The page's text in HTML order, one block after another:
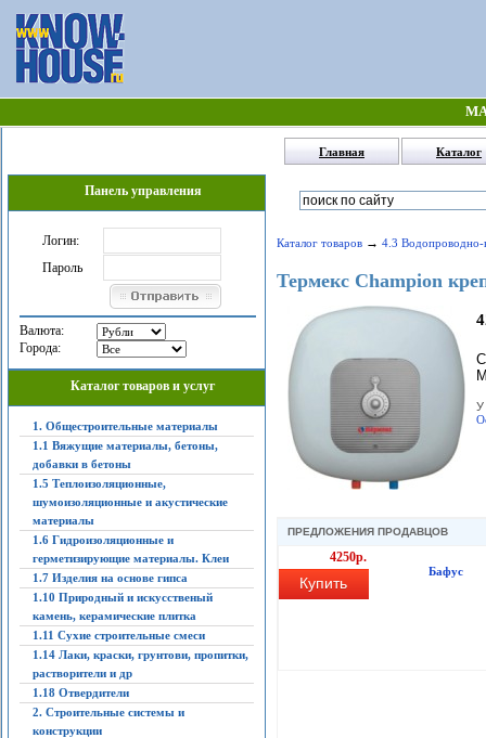
Главная Каталог
Панель управления
Логин:
Пароль
Валюта:
Города:
Каталог товаров и услуг
1. Общестроительные материалы
1.1 Вяжущие материалы, бетоны,
добавки в бетоны
1.5 Теплоизоляционные,
шумоизоляционные и акустические
материалы
1.6 Гидроизоляционные и
герметизирующие материалы. Клеи
1.7 Изделия на основе гипса
1.10 Природный и искусственый
камень, керамические плитка
1.11 Сухие строительные смеси
1.14 Лаки, краски, грунтови, пропитки,
растворители и др
1.18 Отвердители
2. Строительные системы и
конструкции
Каталог товаров→ 4.3 Водопроводно-
Термекс Champion
У
ПРЕДЛОЖЕНИЯ ПРОДАВЦОВ
4250р.
Купить
Бафус